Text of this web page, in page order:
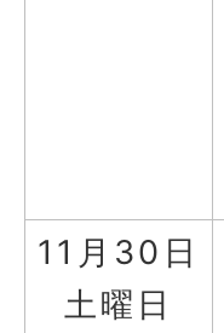
11月30日
土曜日